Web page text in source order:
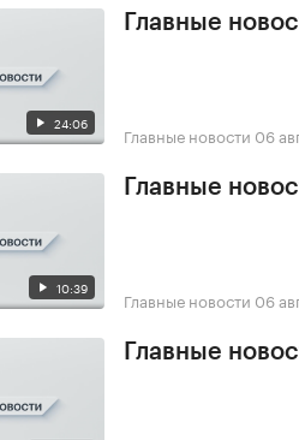
24:06
Главные
Главные новости 06
10:39
Главные
Главные новости 06
Главные